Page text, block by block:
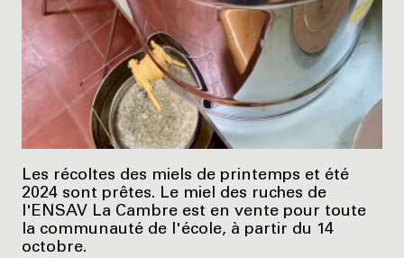
Les récoltes des miels de printemps et été
2024 sont prêtes. Le miel des ruches de
l'ENSAV La Cambre est en vente pour toute
la communauté de l'école, à partir du 14
octobre.